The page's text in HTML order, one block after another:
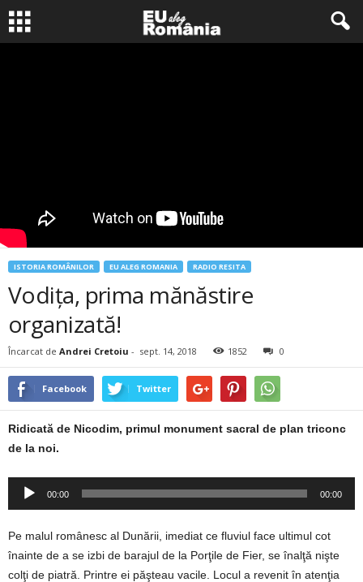
ISTORIA ROMÂNILOR EU ALEG ROMANIA RADIO RESITA
Vodița, prima mănăstire
organizată!
Încarcat de Andrei Cretoiu - sept. 14, 2018 1852 0
Facebook Twitter
Ridicată de Nicodim, primul monument sacral de plan triconc
de la noi.
Player
00:00 00:00
Pe malul românesc al Dunării, imediat ce fluviul face ultimul cot
înainte de a se izbi de barajul de la Porţile de Fier, se înalţă nişte
colţi de piatră. Printre ei păşteau vacile. Locul a revenit în atenţia